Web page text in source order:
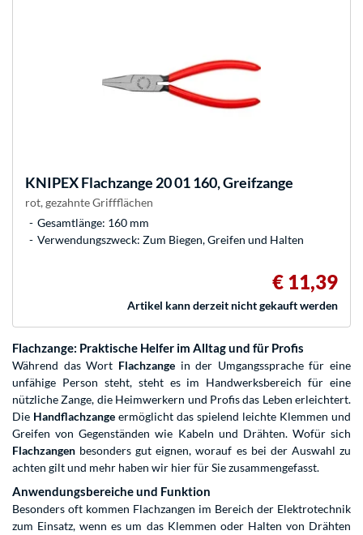
KNIPEXFlachzange 20 01 160, Greifzange
rot, gezahnte Griffflächen
Gesamtlänge: 160 mm
Verwendungszweck: Zum Biegen, Greifen und Halten
€ 11,39
Artikel kann derzeit nicht gekauft werden
Flachzange: Praktische Helfer im Alltag und für Profis
Während das Wort Flachzangein der Umgangssprache für eine
unfähige Person steht, steht es im Handwerksbereich für eine
nützliche Zange, die Heimwerkern und Profis das Leben erleichtert.
Die Handflachzange ermöglicht das spielend leichte Klemmen und
Greifen von Gegenständen wie Kabeln und Drähten. Wofür sich
Flachzangen besonders gut eignen, worauf es bei der Auswahl zu
achten gilt und mehr haben wir hier für Sie zusammengefasst.
Anwendungsbereiche und Funktion
Besonders oft kommen Flachzangen im Bereich der Elektrotechnik
zum Einsatz, wenn es um das Klemmen oder Halten von Drähten